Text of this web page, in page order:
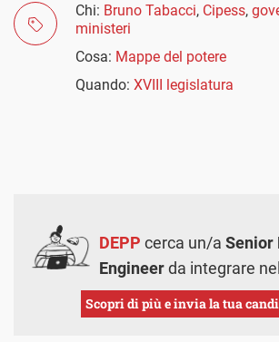
Chi: Bruno Tabacci, Cipess,
ministeri
Cosa: Mappe del potere
Quando: XVIII legislatura
DEPP cerca un/a Senior
Engineerda integrare
Scopri di più e invia la tua